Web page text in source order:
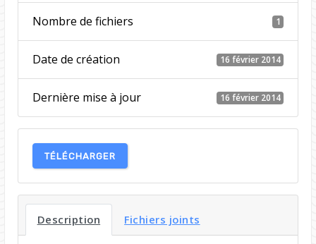
Nombre de fichiers 1
Date de création 16 février 2014
Dernière mise à jour 16 février 2014
TÉLÉCHARGER
Description Fichiers joints